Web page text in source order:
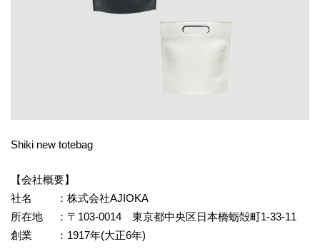
Shiki new totebag
【会社概要】
社名 ：株式会社AJIOKA
所在地 ：〒103-0014 東京都中央区日本橋蛎殻町1-33-11
創業 ：1917年(大正6年)